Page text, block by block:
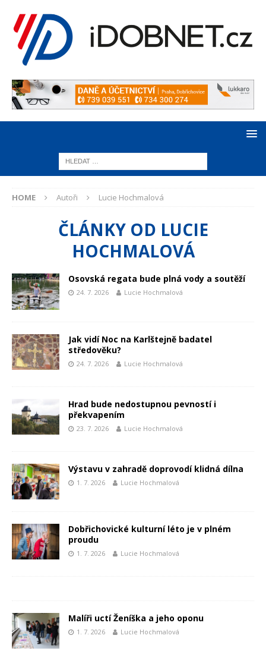
HOME Autoři Lucie Hochmalová
ČLÁNKY OD LUCIE
HOCHMALOVÁ
Osovská regata bude plná vody a soutěží
24. 7. 2026 Lucie Hochmalová
Jak vidí Noc na Karlštejně badatel
středověku?
24. 7. 2026 Lucie Hochmalová
Hrad bude nedostupnou pevností i
překvapením
23. 7. 2026 Lucie Hochmalová
Výstavu v zahradě doprovodí klidná dílna
1. 7. 2026 Lucie Hochmalová
Dobřichovické kulturní léto je v plném
proudu
1. 7. 2026 Lucie Hochmalová
Malíři uctí Ženíška a jeho oponu
1. 7. 2026 Lucie Hochmalová